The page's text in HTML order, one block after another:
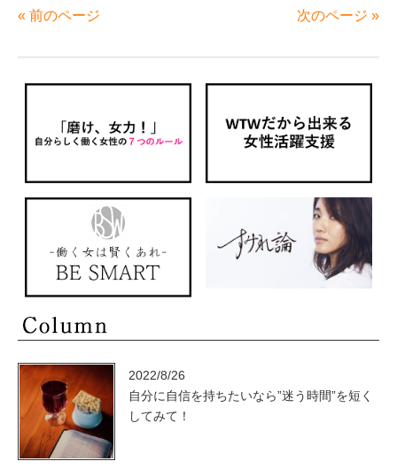
« 前のページ 次のページ »
2022/8/26
自分に自信を持ちたいなら”迷う時間”を短く
してみて！